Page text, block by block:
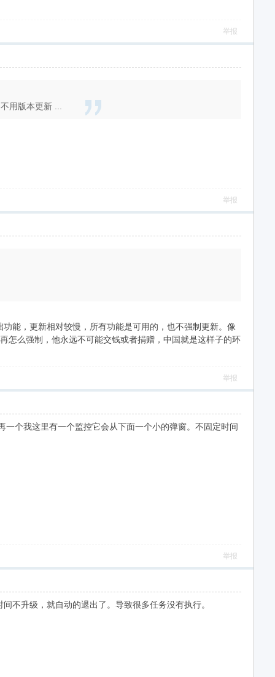
举报
用版本更新 ...
举报
能，更新相对较慢，所有功能是可用的，也不强制更新。像
怎么强制，他永远不可能交钱或者捐赠，中国就是这样子的环
举报
个我这里有一个监控它会从下面一个小的弹窗。不固定时间
举报
不升级，就自动的退出了。导致很多任务没有执行。